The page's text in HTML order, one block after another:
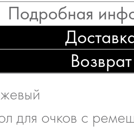
Подробная
Возврат
для очков с